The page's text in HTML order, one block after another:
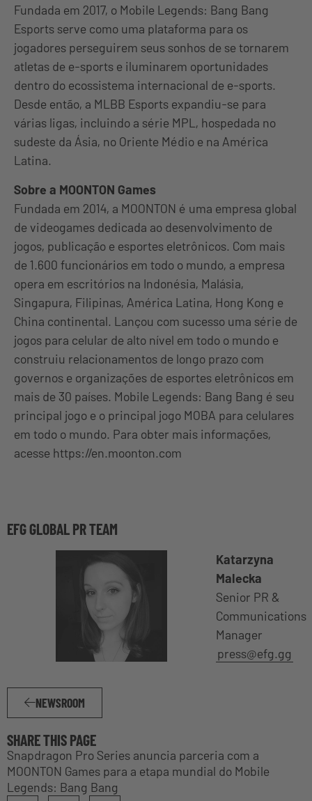
Fundada em 2017, o Mobile Legends: Bang Bang
Esports serve como uma plataforma para os
jogadores perseguirem seus sonhos de se tornarem
atletas de e-sports e iluminarem oportunidades
dentro do ecossistema internacional de e-sports.
Desde então, a MLBB Esports expandiu-se para
várias ligas, incluindo a série MPL, hospedada no
sudeste da Ásia, no Oriente Médio e na América
Latina.
Sobre a MOONTON Games
Fundada em 2014, a MOONTON é uma empresa global
de videogames dedicada ao desenvolvimento de
jogos, publicação e esportes eletrônicos. Com mais
de 1.600 funcionários em todo o mundo, a empresa
opera em escritórios na Indonésia, Malásia,
Singapura, Filipinas, América Latina, Hong Kong e
China continental. Lançou com sucesso uma série de
jogos para celular de alto nível em todo o mundo e
construiu relacionamentos de longo prazo com
governos e organizações de esportes eletrônicos em
mais de 30 países. Mobile Legends: Bang Bang é seu
principal jogo e o principal jogo MOBA para celulares
em todo o mundo. Para obter mais informações,
acesse https://en.moonton.com
EFG GLOBAL PR TEAM
Katarzyna
Malecka
Senior PR &
Communications
Manager
press@efg.gg
NEWSROOM
SHARE THIS PAGE
Snapdragon Pro Series anuncia parceria com a
MOONTON Games para a etapa mundial do Mobile
Legends: Bang Bang